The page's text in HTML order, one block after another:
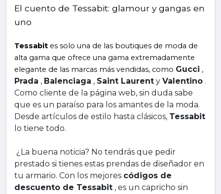
El cuento de Tessabit: glamour y gangas en
uno
Tessabit es solo una de las boutiques de moda de
alta gama que ofrece una gama extremadamente
elegante de las marcas más vendidas, como Gucci
Prada , Balenciaga , Saint Laurent y Valentino .
Como cliente de la página web, sin duda sabe
que es un paraíso para los amantes de la moda.
Desde artículos de estilo hasta clásicos, Tessabit
lo tiene todo.
¿La buena noticia? No tendrás que pedir
prestado si tienes estas prendas de diseñador en
tu armario. Con los mejores códigos de
descuento de Tessabit , es un capricho sin